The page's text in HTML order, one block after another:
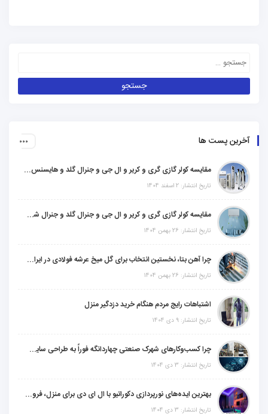
آخرین پست ها
مقایسه کولر گازی گری و کریر و ال جی و جنرال گلد و هایسنس و مدیا و اجنرال
تاریخ انتشار: 2 اسفند 1404
مقایسه کولر گازی گری و کریر و ال جی و جنرال گلد و جنرال شکار و سامسونگ و یونیوا
تاریخ انتشار: 26 بهمن 1404
چرا آهن بتا، نخستین انتخاب برای گل میخ عرشه فولادی در ایران است؟
تاریخ انتشار: 26 بهمن 1404
اشتباهات رایج مردم هنگام خرید دزدگیر منزل
تاریخ انتشار: 9 دی 1404
چرا کسب‌وکارهای شهرک صنعتی چهاردانگه فوراً به طراحی سایت نیاز دارند؟
تاریخ انتشار: 3 دی 1404
بهترین ایده‌های نورپردازی دکوراتیو با ال ای دی برای منزل، فروشگاه و دفتر کار
تاریخ انتشار: 3 دی 1404